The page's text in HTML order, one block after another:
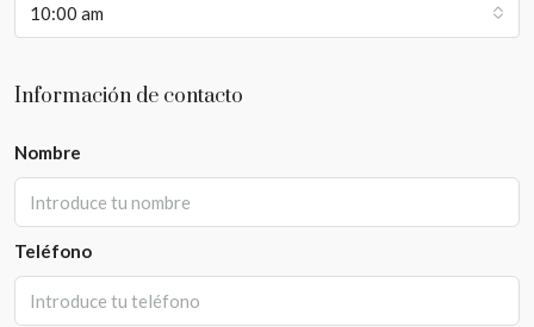
10:00 am
Información de contacto
Nombre
Teléfono